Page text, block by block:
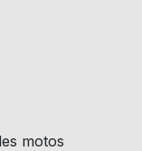
motos